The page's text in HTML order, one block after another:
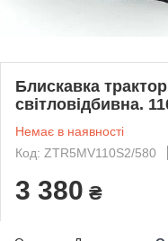
Блискавка
світловідбивна.
Немає в наявності
Код: ZTR5MV110S2/580
3 380 ₴